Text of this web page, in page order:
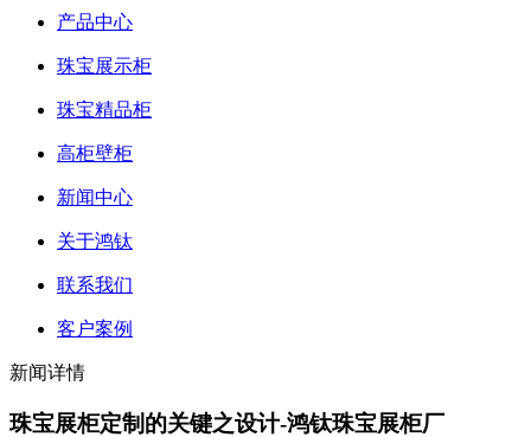
产品中心
珠宝展示柜
珠宝精品柜
高柜壁柜
新闻中心
关于鸿钛
联系我们
客户案例
新闻详情
珠宝展柜定制的关键之设计-鸿钛珠宝展柜厂